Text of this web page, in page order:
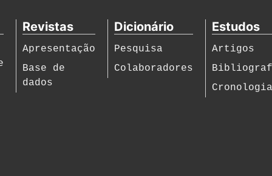
Revistas
Apresentação
Base de
dados
Dicionário
Pesquisa
Colaboradores
Estudos
Artigos